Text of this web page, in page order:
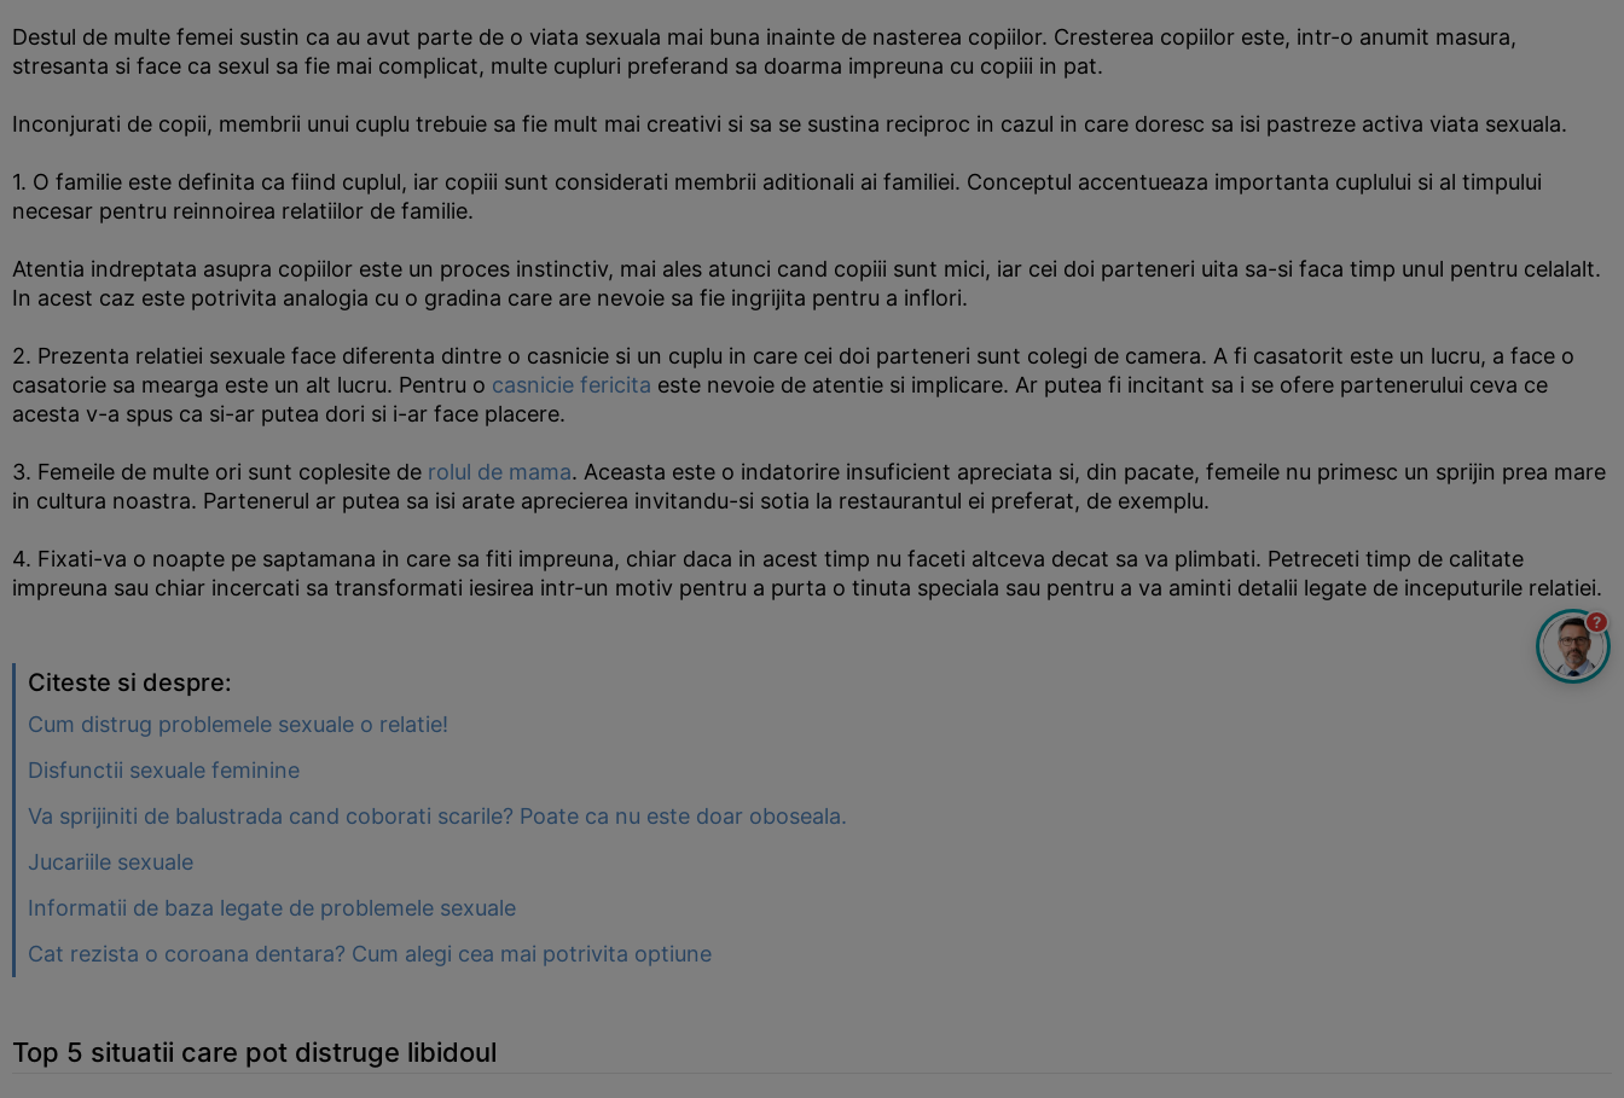
Destul de multe femei sustin ca au avut parte de o viata sexuala mai buna inainte de nasterea copiilor. Cresterea copiilor este, intr-o anumit masura,
stresanta si face ca sexul sa fie mai complicat, multe cupluri preferand sa doarma impreuna cu copiii in pat.
Inconjurati de copii, membrii unui cuplu trebuie sa fie mult mai creativi si sa se sustina reciproc in cazul in care doresc sa isi pastreze activa viata sexuala.
1. O familie este definita ca fiind cuplul, iar copiii sunt considerati membrii aditionali ai familiei. Conceptul accentueaza importanta cuplului si al timpului
necesar pentru reinnoirea relatiilor de familie.
Atentia indreptata asupra copiilor este un proces instinctiv, mai ales atunci cand copiii sunt mici, iar cei doi parteneri uita sa-si faca timp unul pentru celalalt.
In acest caz este potrivita analogia cu o gradina care are nevoie sa fie ingrijita pentru a inflori.
2. Prezenta relatiei sexuale face diferenta dintre o casnicie si un cuplu in care cei doi parteneri sunt colegi de camera. A fi casatorit este un lucru, a face o
casatorie sa mearga este un alt lucru. Pentru o casnicie fericita este nevoie de atentie si implicare. Ar putea fi incitant sa i se ofere partenerului ceva ce
acesta v-a spus ca si-ar putea dori si i-ar face placere.
3. Femeile de multe ori sunt coplesite de rolul de mama. Aceasta este o indatorire insuficient apreciata si, din pacate, femeile nu primesc un sprijin prea mare
in cultura noastra. Partenerul ar putea sa isi arate aprecierea invitandu-si sotia la restaurantul ei preferat, de exemplu.
4. Fixati-va o noapte pe saptamana in care sa fiti impreuna, chiar daca in acest timp nu faceti altceva decat sa va plimbati. Petreceti timp de calitate
impreuna sau chiar incercati sa transformati iesirea intr-un motiv pentru a purta o tinuta speciala sau pentru a va aminti detalii legate de inceputurile relatiei.
Citeste si despre:
Cum distrug problemele sexuale o relatie!
Disfunctii sexuale feminine
Va sprijiniti de balustrada cand coborati scarile? Poate ca nu este doar oboseala.
Jucariile sexuale
Informatii de baza legate de problemele sexuale
Cat rezista o coroana dentara? Cum alegi cea mai potrivita optiune
Top 5 situatii care pot distruge libidoul
?